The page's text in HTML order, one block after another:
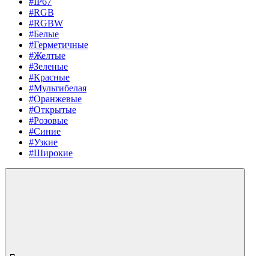
#RGB
#RGBW
#Белые
#Герметичные
#Желтые
#Зеленые
#Красные
#Мультибелая
#Оранжевые
#Открытые
#Розовые
#Синие
#Узкие
#Широкие